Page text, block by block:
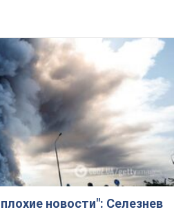
новости": Селезнев